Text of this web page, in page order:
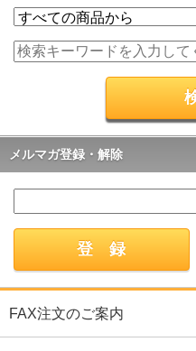
メルマガ登録・解除
FAX注文のご案内